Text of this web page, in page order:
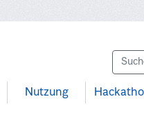
Nutzung